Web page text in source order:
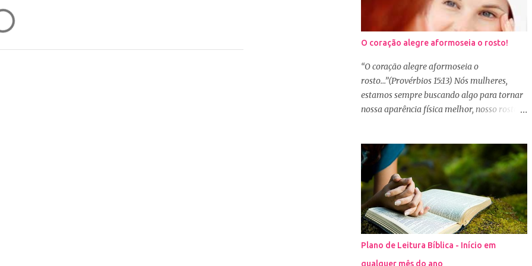
O coração alegre aformoseia o rosto!
“O coração alegre aformoseia o
rosto...”(Provérbios 15:13) Nós mulheres,
estamos sempre buscando algo para tornar
nossa aparência física melhor, nosso rosto
cosméticos e produtos de beleza. No Youtube
por exemplo, os canais com mais seguidores
são das blogueiras que dão dicas de beleza,
ensinam a se maquiar e testam produtos.
Não é errado gostar de se cuidar e buscar
conhecimento de como ficar mais bonita e
atraente. Eu também gosto de maquiagem e
dicas de beleza, no entanto, precisamos
Plano de Leitura Bíblica - Início em
qualquer mês do ano